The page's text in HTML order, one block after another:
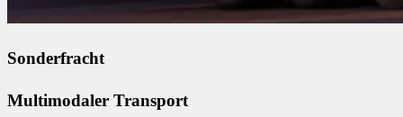
Sonderfracht
Multimodaler Transport